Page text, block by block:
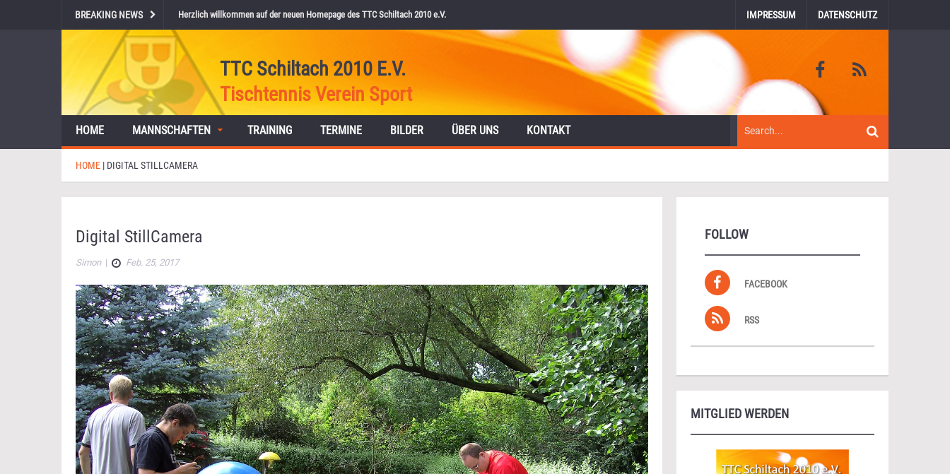
BREAKING NEWS Herzlich willkommen auf der neuen Homepage des TTC Schiltach 2010 e.V. IMPRESSUM DATENSCHUTZ
TTC Schiltach 2010 E.V.
Tischtennis Verein Sport
HOME MANNSCHAFTEN TRAINING TERMINE BILDER ÜBER UNS KONTAKT
HOME | DIGITAL STILLCAMERA
Digital StillCamera
Simon| Feb. 25, 2017
FOLLOW
FACEBOOK
RSS
MITGLIED WERDEN